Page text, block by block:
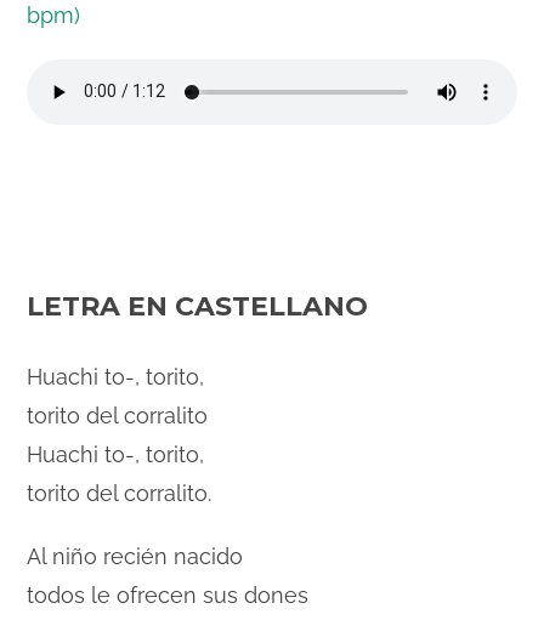
bpm)
LETRA EN CASTELLANO
Huachi to-, torito,
torito del corralito
Huachi to-, torito,
torito del corralito.
Al niño recién nacido
todos le ofrecen sus dones